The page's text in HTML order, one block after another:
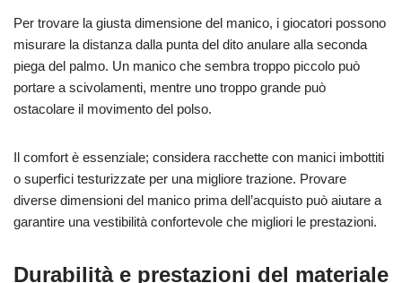
Per trovare la giusta dimensione del manico, i giocatori possono
misurare la distanza dalla punta del dito anulare alla seconda
piega del palmo. Un manico che sembra troppo piccolo può
portare a scivolamenti, mentre uno troppo grande può
ostacolare il movimento del polso.
Il comfort è essenziale; considera racchette con manici imbottiti
o superfici testurizzate per una migliore trazione. Provare
diverse dimensioni del manico prima dell’acquisto può aiutare a
garantire una vestibilità confortevole che migliori le prestazioni.
Durabilità e prestazioni del materiale